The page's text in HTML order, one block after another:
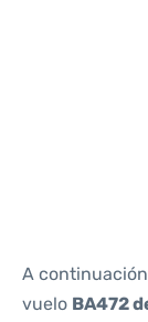
A
vuelo BA472